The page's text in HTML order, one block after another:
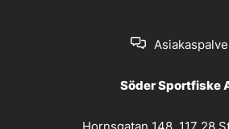
Söder Sportfiske